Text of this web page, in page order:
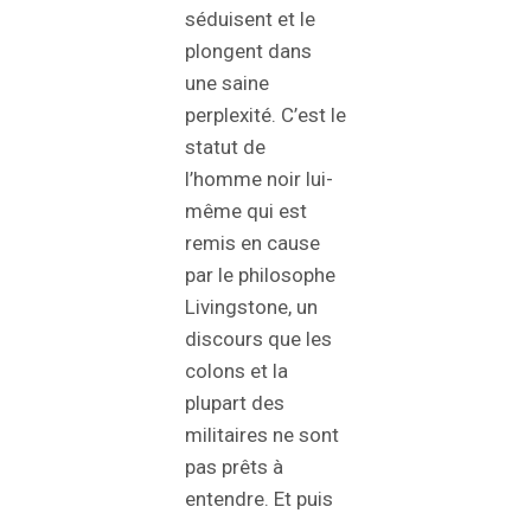
séduisent et le
plongent dans
une saine
perplexité. C’est le
statut de
l’homme noir lui-
même qui est
remis en cause
par le philosophe
Livingstone, un
discours que les
colons et la
plupart des
militaires ne sont
pas prêts à
entendre. Et puis